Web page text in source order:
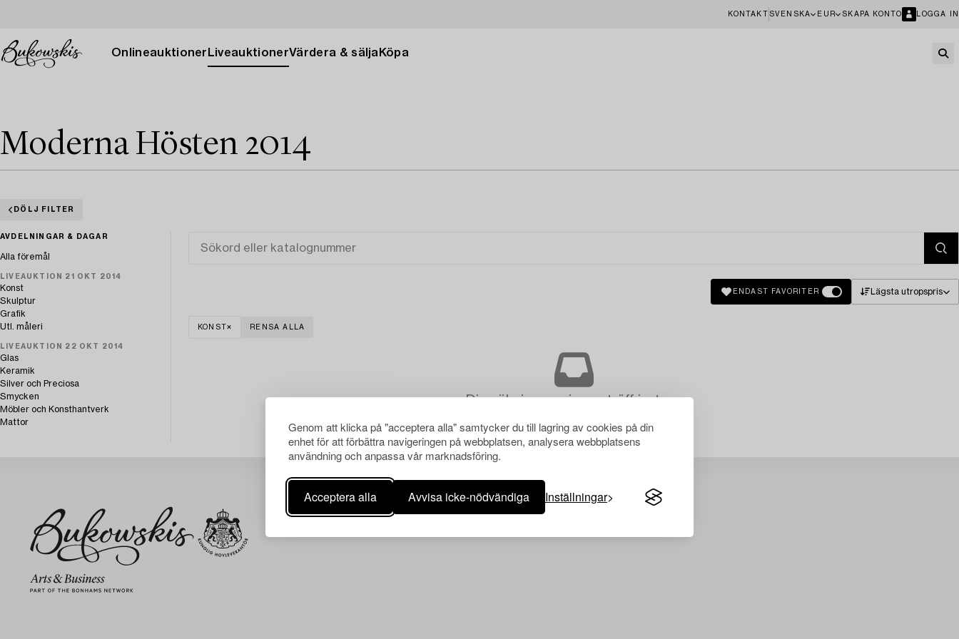
Genom att klicka på "acceptera alla" samtycker du till lagring av cookies på din
enhet för att förbättra navigeringen på webbplatsen, analysera webbplatsens
användning och anpassa vår marknadsföring.
Acceptera alla Avvisa icke-nödvändiga Inställningar
KONTAKT SVENSKA EUR SKAPA KONTO LOGGA IN
Onlineauktioner LiveauktionerVärdera & sälja Köpa
Moderna Hösten 2014
DÖLJ FILTER
AVDELNINGAR & DAGAR
Alla föremål
LIVEAUKTION 21 OKT 2014
Konst
Skulptur
Grafik
Utl. måleri
LIVEAUKTION 22 OKT 2014
Glas
Keramik
Silver och Preciosa
Smycken
Möbler och Konsthantverk
Mattor
ENDAST FAVORITER Lägsta utropspris
KONST RENSA ALLA
Din sökning gav ingen träff just nu.